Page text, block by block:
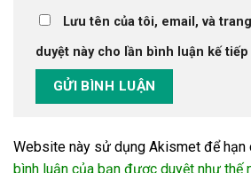
Lưu tên của tôi, email, và
duyệt này cho lần bình luận kế tiếp
Website này sử dụng Akismet để hạn
bình luận của bạn được duyệt như thế